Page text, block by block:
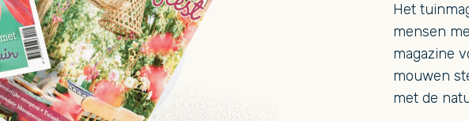
Het
mensen
magazine
mouwen
met de